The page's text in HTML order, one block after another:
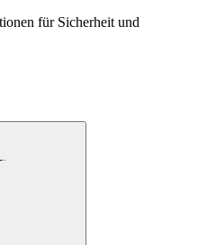
für Sicherheit und